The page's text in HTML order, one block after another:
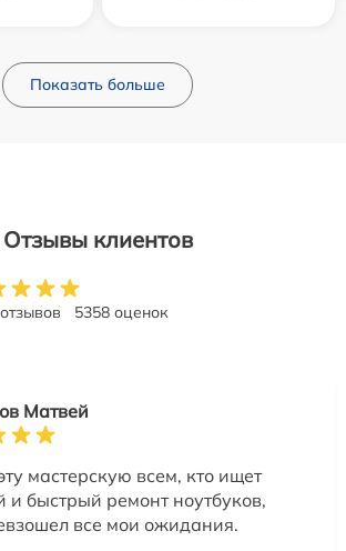
Показать больше
Отзывы клиентов
5358 оценок
Матвей
мастерскую всем, кто ищет
и быстрый ремонт ноутбуков,
все мои ожидания.